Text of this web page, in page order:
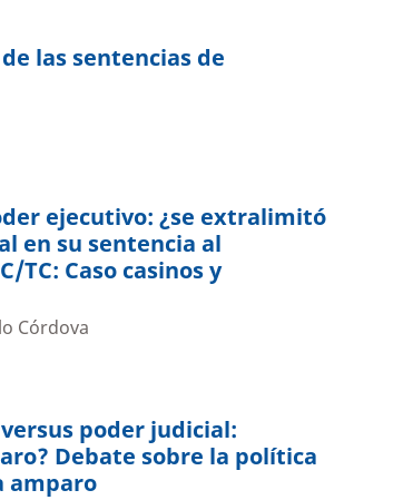
las sentencias de
ejecutivo: ¿se extralimitó
en su sentencia al
TC: Caso casinos y
Córdova
poder judicial:
Debate sobre la política
amparo